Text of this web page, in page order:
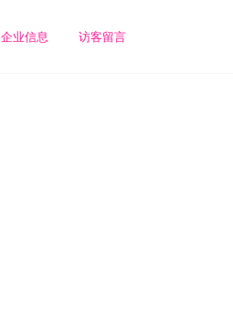
企业信息 访客留言